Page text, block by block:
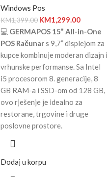
Windows Pos
KM1,399.00 KM1,299.00
💻 GERMAPOS 15” All-in-One
POS Računars 9,7” displejom za
kupce kombinuje moderan dizajn i
vrhunske performanse. Sa Intel
i5 procesorom 8. generacije, 8
GB RAM-a i SSD-om od 128 GB,
ovo rješenje je idealno za
restorane, trgovine i druge
poslovne prostore.
Dodaj u korpu